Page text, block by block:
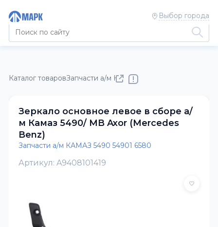
Выбор города
Каталог товаровЗапчасти а/м КАМАЗ
Зеркало основное левое в сборе а/
м Камаз 5490/ MB Axor (Mercedes
Benz)
Запчасти а/м КАМАЗ 5490 54901 6580
Артикул: A9408101419